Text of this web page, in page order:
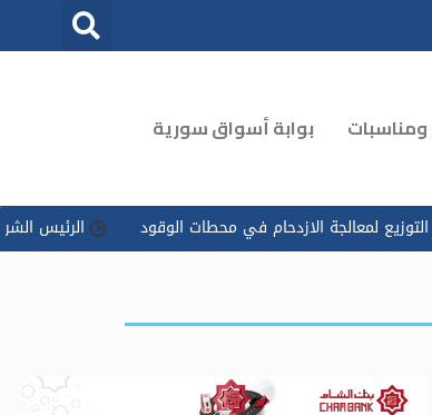
بوابة أسواق سورية
الازدحام في محطات الوقود الرئيس الشرع يوجه